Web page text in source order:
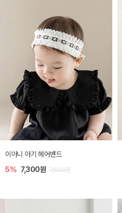
이아니 아기 헤어밴드
5% 7,300원 7,600원